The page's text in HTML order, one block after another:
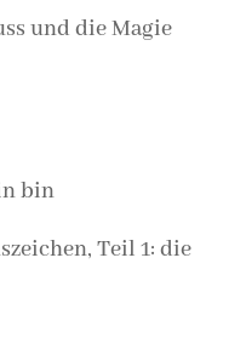
und die Magie
bin
Teil 1: die